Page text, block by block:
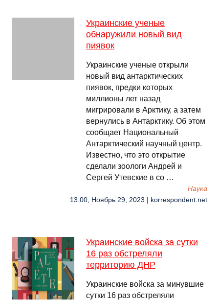
Украинские ученые
обнаружили новый вид
пиявок
Украинские ученые открыли
новый вид антарктических
пиявок, предки которых
миллионы лет назад
мигрировали в Арктику, а затем
вернулись в Антарктику. Об этом
сообщает Национальный
Антарктический научный центр.
Известно, что это открытие
сделали зоологи Андрей и
Сергей Утевские в со …
Наука
13:00, Ноябрь 29, 2023 | korrespondent.net
Украинские войска за сутки
16 раз обстреляли
территорию ДНР
Украинские войска за минувшие
сутки 16 раз обстреляли